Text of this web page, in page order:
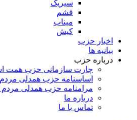
سیریک
قشم
میناب
کیش
اخبار حزب
بیانیه ها
درباره حزب
چارت سازمانی حزب همت
اساسنامه حزب همدلی
مرامنامه حزب همدلی
درباره ما
تماس با ما